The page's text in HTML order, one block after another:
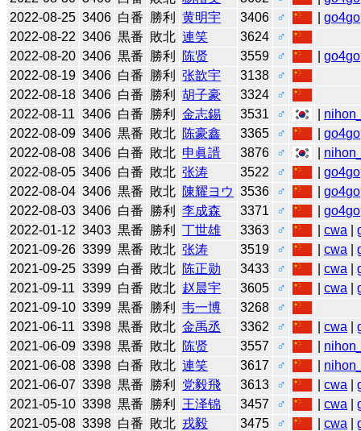
2022-08-25 3406 白番 勝利 黄明宇 3406 ♂ |go4go
2022-08-22 3406 黒番 敗北 連笑 3624
♂
2022-08-20 3406 黒番 勝利 陈贤 3559 ♂ |go4go
2022-08-19 3406 白番 勝利 张歆宇 3138
♂
2022-08-18 3406 白番 勝利 胡子豪 3324
♂
2022-08-11 3406 白番 勝利 金志錫 3531 ♂
2022-08-09 3406 黒番 敗北 陈豪鑫 3365 ♂ |go4go
2022-08-08 3406 白番 敗北 申眞諝 3876 ♂
2022-08-05 3406 白番 敗北 张涛 3522 ♂ |go4go
2022-08-04 3406 黒番 敗北 陳耀ヨウ 3536 ♂ |go4go
2022-08-03 3406 白番 勝利 李成森 3371 ♂ |go4go
2022-01-12 3403 黒番 勝利 丁世雄 3363 ♂ |cwa |
2021-09-26 3399 黒番 敗北 张涛 3519 ♂ |cwa |
2021-09-25 3399 白番 敗北 陈正勋 3433 ♂ |cwa |
2021-09-11 3399 白番 敗北 赵晨宇 3605 ♂ |cwa |
2021-09-10 3399 黒番 勝利 韦一博 3268
♂
2021-06-11 3398 黒番 敗北 金禹丞 3362 ♂ |cwa |
2021-06-09 3398 黒番 敗北 陈贤 3557 ♂
2021-06-08 3398 白番 敗北 連笑 3617 ♂
2021-06-07 3398 黒番 勝利 党毅飛 3613 ♂ |cwa |
2021-05-10 3398 黒番 勝利 王泽锦 3457 ♂ |cwa |
2021-05-08 3398 白番 敗北 戎毅 3475 ♂ |cwa |